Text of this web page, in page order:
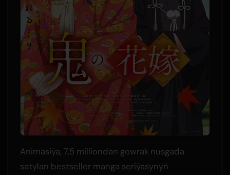
Animasiýa, 7,5 milliondan gowrak nusgada
satylan bestseller manga seriýasynyň